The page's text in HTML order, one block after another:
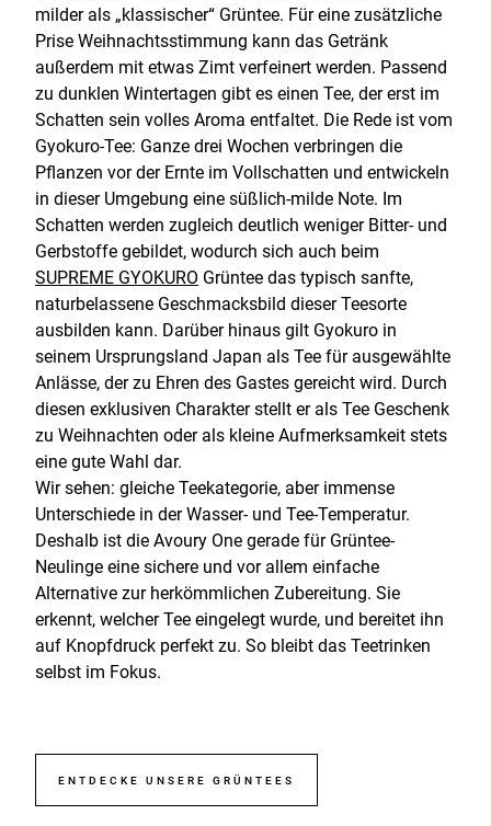
milder als „klassischer“ Grüntee. Für eine zusätzliche
Prise Weihnachtsstimmung kann das Getränk
außerdem mit etwas Zimt verfeinert werden. Passend
zu dunklen Wintertagen gibt es einen Tee, der erst im
Schatten sein volles Aroma entfaltet. Die Rede ist vom
Gyokuro-Tee: Ganze drei Wochen verbringen die
Pflanzen vor der Ernte im Vollschatten und entwickeln
in dieser Umgebung eine süßlich-milde Note. Im
Schatten werden zugleich deutlich weniger Bitter- und
Gerbstoffe gebildet, wodurch sich auch beim
SUPREME GYOKURO Grüntee das typisch sanfte,
naturbelassene Geschmacksbild dieser Teesorte
ausbilden kann. Darüber hinaus gilt Gyokuro in
seinem Ursprungsland Japan als Tee für ausgewählte
Anlässe, der zu Ehren des Gastes gereicht wird. Durch
diesen exklusiven Charakter stellt er als Tee Geschenk
zu Weihnachten oder als kleine Aufmerksamkeit stets
eine gute Wahl dar.
Wir sehen: gleiche Teekategorie, aber immense
Unterschiede in der Wasser- und Tee-Temperatur.
Deshalb ist die Avoury One gerade für Grüntee-
Neulinge eine sichere und vor allem einfache
Alternative zur herkömmlichen Zubereitung. Sie
erkennt, welcher Tee eingelegt wurde, und bereitet ihn
auf Knopfdruck perfekt zu. So bleibt das Teetrinken
selbst im Fokus.
ENTDECKE UNSERE GRÜNTEES